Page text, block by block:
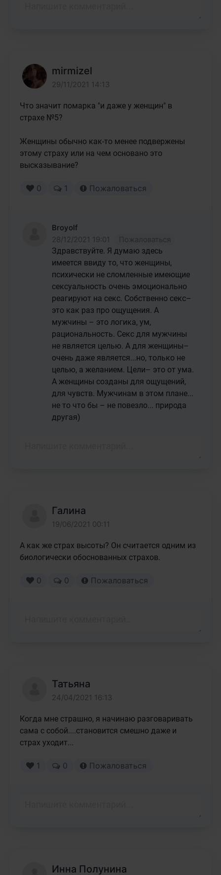
mirmizel
29/11/2021 14:13
Что значит помарка "и даже у женщин" в
страхе №5?
Женщины обычно как-то менее подвержены
этому страху или на чем основано это
высказывание?
0 1 Пожаловаться
Broyolf
28/12/2021 19:01
Пожаловаться
Здравствуйте. Я думаю здесь
имеется ввиду то, что женщины,
психически не сломленные имеющие
сексуальность очень эмоционально
реагируют на секс. Собственно секс–
это как раз про ощущения. А
мужчины – это логика, ум,
рациональность. Секс для мужчины
не является целью. А для женщины–
очень даже является...но, только не
целью, а желанием. Цели– это от ума.
А женщины созданы для ощущений,
для чувств. Мужчинам в этом плане...
не то что бы – не повезло... природа
другая)
Галина
19/06/2021 00:11
А как же страх высоты? Он считается одним из
биологически обоснованных страхов.
0 0 Пожаловаться
Татьяна
24/04/2021 16:13
Когда мне страшно, я начинаю разговаривать
сама с собой....становится смешно даже и
страх уходит...
1 0 Пожаловаться
Инна Полунина